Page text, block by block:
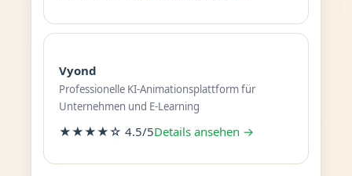
Vyond
Professionelle KI-Animationsplattform für
Unternehmen und E-Learning
★★★★☆ 4.5/5Details ansehen →